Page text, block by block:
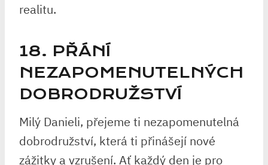
realitu.
18. PŘÁNÍ
NEZAPOMENUTELNÝCH
DOBRODRUŽSTVÍ
Milý Danieli, přejeme ti nezapomenutelná
dobrodružství, která ti přinášejí nové
zážitky a vzrušení. Ať každý den je pro